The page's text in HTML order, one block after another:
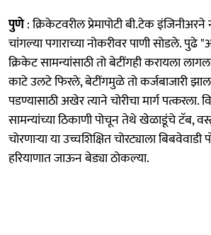
पुणे: क्रिकेटवरील प्रेमापोटी बी.टेक
चांगल्या पगाराच्या नोकरीवर पाणी सोडले. पुढे
क्रिकेट सामन्यांसाठी तो बेटींगही करायला
काटे उलटे फिरले, बेटींगमुळे तो कर्जबाजारी
पडण्यासाठी अखेर त्याने चोरीचा मार्ग पत्करला.
सामन्यांच्या ठिकाणी पोचून तेथे खेळाडूंचे टॅब,
चोरणाऱ्या या उच्चशिक्षित चोरट्याला बिबवेवाडी
हरियाणात जाऊन बेड्या ठोकल्या.